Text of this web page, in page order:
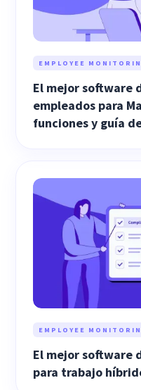
EMPLOYEE
El mejor software
empleados para
funciones y guía
EMPLOYEE
El mejor software
para trabajo